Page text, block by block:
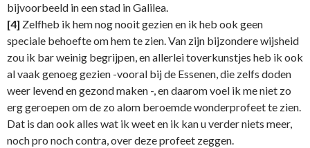
bijvoorbeeld in een stad in Galilea.
[4] Zelfheb ik hem nog nooit gezien en ik heb ook geen
speciale behoefte om hem te zien. Van zijn bijzondere wijsheid
zou ik bar weinig begrijpen, en allerlei toverkunstjes heb ik ook
al vaak genoeg gezien -vooral bij de Essenen, die zelfs doden
weer levend en gezond maken -, en daarom voel ik me niet zo
erg geroepen om de zo alom beroemde wonderprofeet te zien.
Dat is dan ook alles wat ik weet en ik kan u verder niets meer,
noch pro noch contra, over deze profeet zeggen.